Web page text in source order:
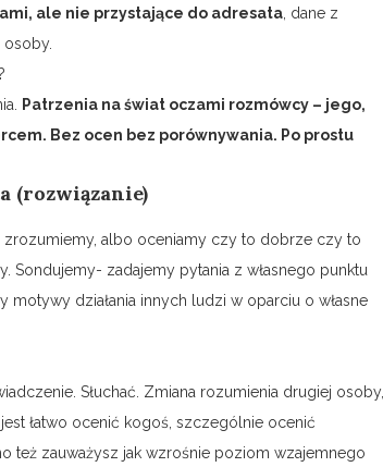
ale nie przystające do adresata , dane z
Patrzenia na świat oczami rozmówcy – jego,
Bez ocen bez porównywania. Po prostu
(rozwiązanie)
zrozumiemy, albo oceniamy czy to dobrze czy to
Sondujemy- zadajemy pytania z własnego punktu
motywy działania innych ludzi w oparciu o własne
Słuchać. Zmiana rozumienia drugiej osoby,
łatwo ocenić kogoś, szczególnie ocenić
też zauważysz jak wzrośnie poziom wzajemnego